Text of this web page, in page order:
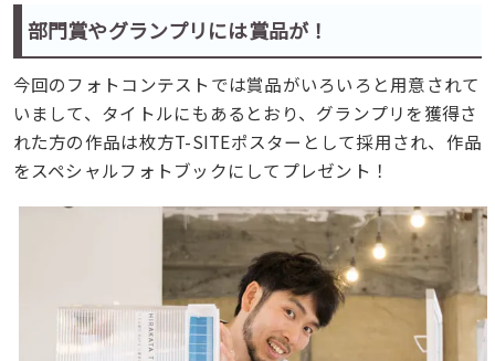
部門賞やグランプリには賞品が！
今回のフォトコンテストでは賞品がいろいろと用意されて
いまして、タイトルにもあるとおり、グランプリを獲得さ
れた方の作品は枚方T-SITEポスターとして採用され、作品
をスペシャルフォトブックにしてプレゼント！